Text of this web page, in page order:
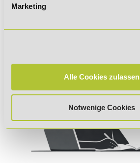
Marketing
Alle Cookies zulassen
Notwenige Cookies